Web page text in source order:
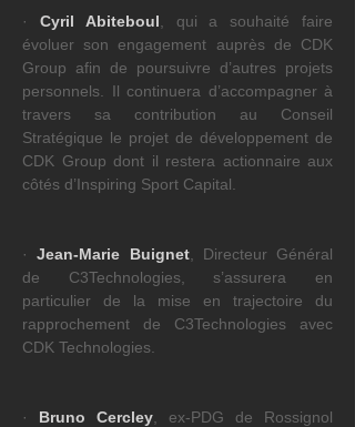
· Cyril Abiteboul , qui a souhaité faire
évoluer son engagement auprès de CDK
Group afin de poursuivre d’autres projets
personnels. Il continuera d’accompagner à
travers sa contribution au Conseil
Stratégique le projet de développement de
CDK Group dont il restera actionnaire aux
côtés d’Inspiring Sport Capital.
· Jean-Marie Buignet, Directeur Général
de C3Technologies, s’assurera en
particulier de la mise en trajectoire du
rapprochement de C3Technologies avec
CDK Technologies.
· Bruno Cercley , ex-PDG de Rossignol